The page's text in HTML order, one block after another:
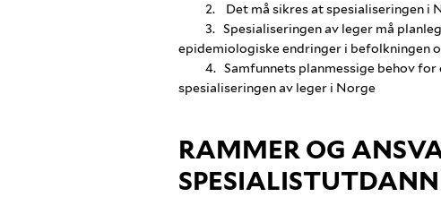
2. Det må sikres at spesialiseringen i
3. Spesialiseringen av leger må
epidemiologiske endringer i befolkningen
4. Samfunnets planmessige behov
spesialiseringen av leger i Norge
RAMMER OG